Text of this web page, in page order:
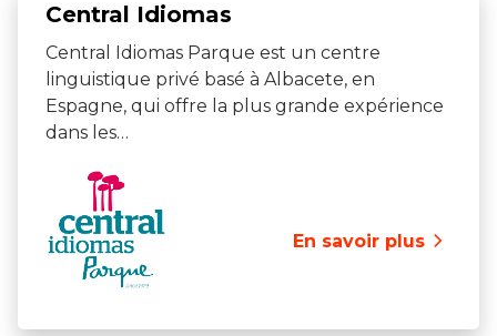
Central Idiomas
Central Idiomas Parque est un centre
linguistique privé basé à Albacete, en
Espagne, qui offre la plus grande expérience
dans les…
En savoir plus